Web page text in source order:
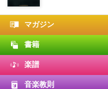
マガジン
書籍
楽譜
音楽教則